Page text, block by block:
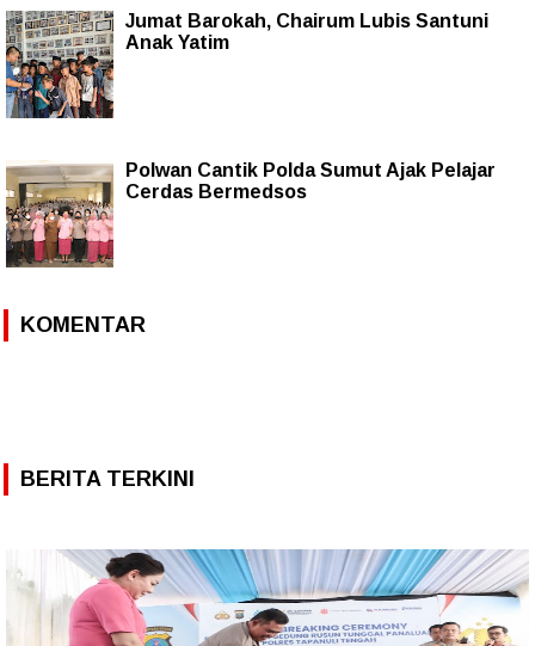
Jumat Barokah, Chairum Lubis Santuni
Anak Yatim
Polwan Cantik Polda Sumut Ajak Pelajar
Cerdas Bermedsos
KOMENTAR
BERITA TERKINI